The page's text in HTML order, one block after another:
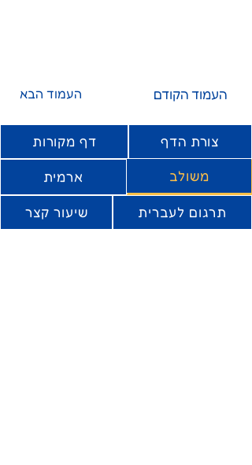
העמוד הבא העמוד הקודם
צורת הדף דף מקורות
משולב ארמית
תרגום לעברית שיעור קצר